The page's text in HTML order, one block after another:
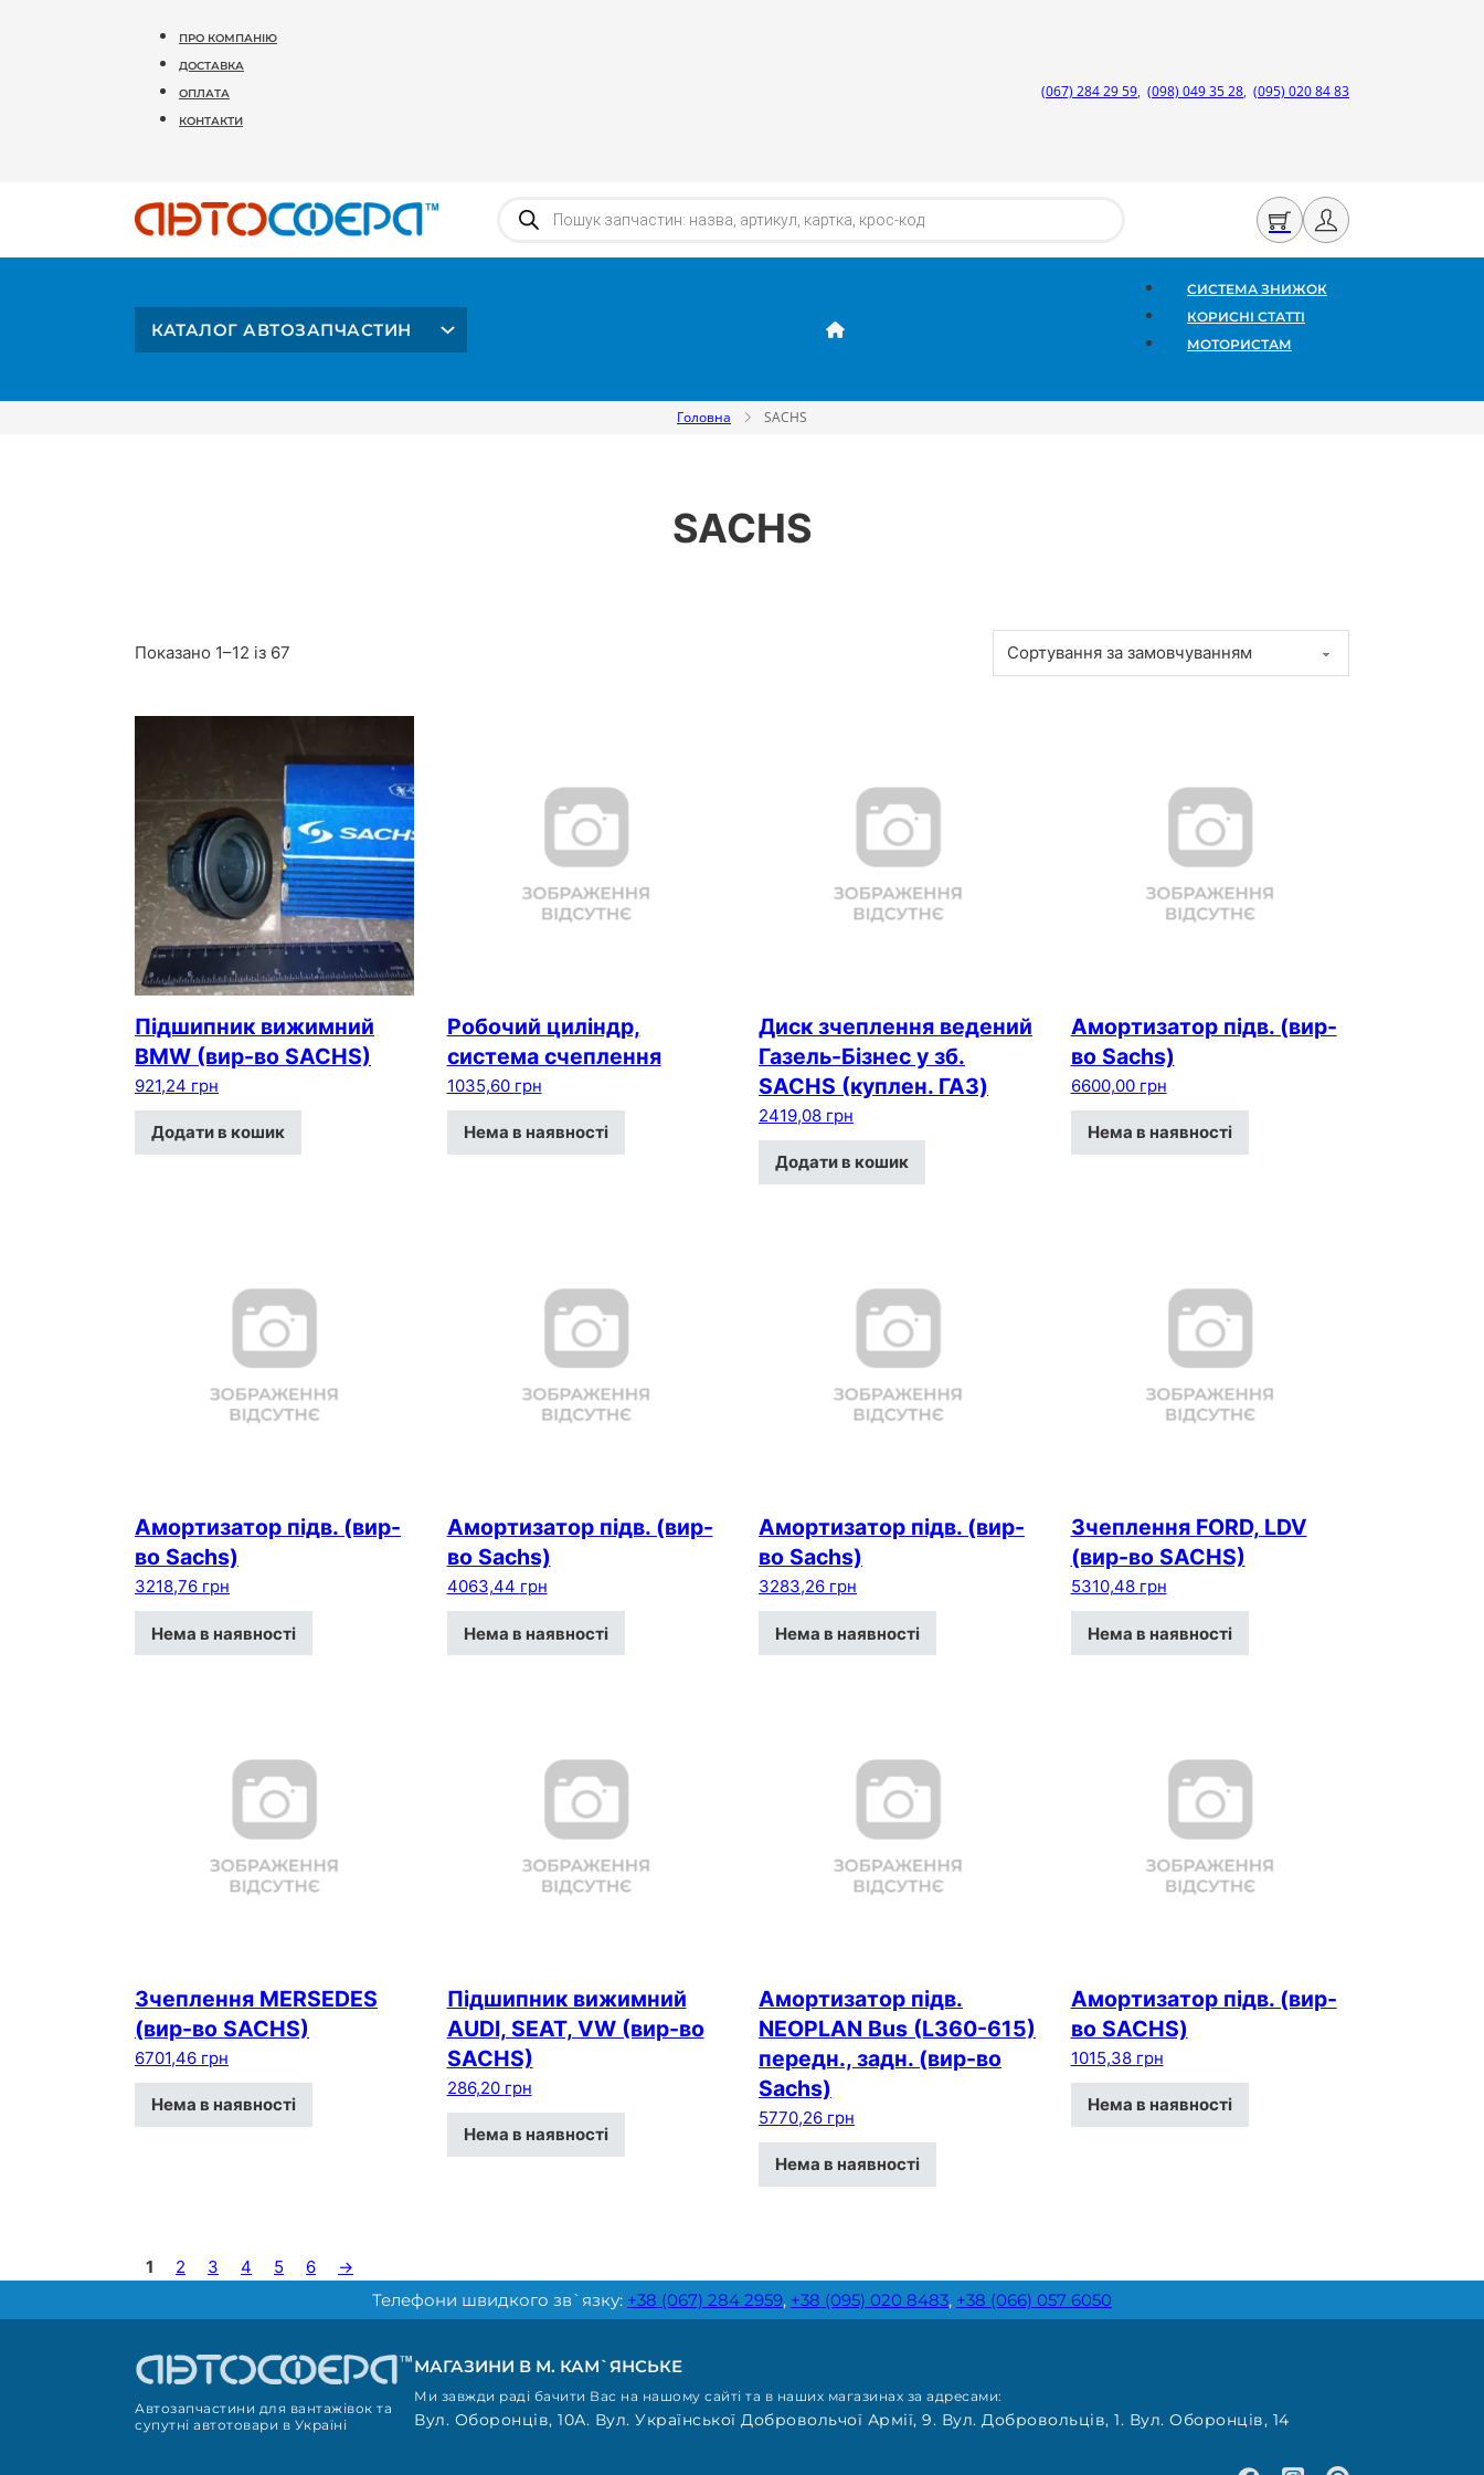
ПРО КОМПАНІЮ
ДОСТАВКА
ОПЛАТА
КОНТАКТИ
(067) 284 29 59, (098) 049 35 28, (095) 020 84 83
Products search
КАТАЛОГ АВТОЗАПЧАСТИН
СИСТЕМА ЗНИЖОК
КОРИСНІ СТАТТІ
МОТОРИСТАМ
Головна SACHS
SACHS
Показано 1–12 із 67
Підшипник вижимний
BMW (вир-во SACHS)
921,24 грн
Додати в кошик
Робочий циліндр,
система счеплення
1035,60 грн
Нема в наявності
Диск зчеплення ведений
Газель-Бізнес у зб.
SACHS (куплен. ГАЗ)
2419,08 грн
Додати в кошик
Амортизатор пiдв. (вир-
во Sachs)
6600,00 грн
Нема в наявності
Амортизатор пiдв. (вир-
во Sachs)
3218,76 грн
Нема в наявності
Амортизатор пiдв. (вир-
во Sachs)
4063,44 грн
Нема в наявності
Амортизатор пiдв. (вир-
во Sachs)
3283,26 грн
Нема в наявності
Зчеплення FORD, LDV
(вир-во SACHS)
5310,48 грн
Нема в наявності
Зчеплення MERSEDES
(вир-во SACHS)
6701,46 грн
Нема в наявності
Підшипник вижимний
AUDI, SEAT, VW (вир-во
SACHS)
286,20 грн
Нема в наявності
Амортизатор підв.
NEOPLAN Bus (L360-615)
передн., задн. (вир-во
Sachs)
5770,26 грн
Нема в наявності
Амортизатор пiдв. (вир-
во SACHS)
1015,38 грн
Нема в наявності
1 2 3 4 5 6
→
Телефони швидкого зв`язку: +38 (067) 284 2959, +38 (095) 020 8483, +38 (066) 057 6050
Автозапчастини для вантажівок та
супутні автотовари в Україні
МАГАЗИНИ В М. КАМ`ЯНСЬКЕ
Ми завжди раді бачити Вас на нашому сайті та в наших магазинах за адресами:
Вул. Оборонців, 10А. Вул. Української Добровольчої Армії, 9. Вул. Добровольців, 1. Вул. Оборонців, 14